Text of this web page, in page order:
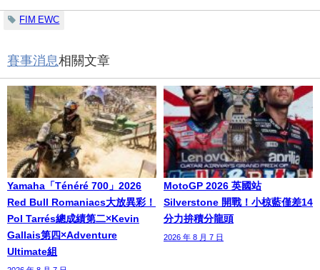
FIM EWC
賽事消息相關文章
Yamaha「Ténéré 700」2026
Red Bull Romaniacs大放異彩！
Pol Tarrés總成績第二×Kevin
Gallais第四×Adventure
Ultimate組
MotoGP 2026 英國站
Silverstone 開戰！小椋藍僅差14
分力拚積分龍頭
2026 年 8 月 7 日